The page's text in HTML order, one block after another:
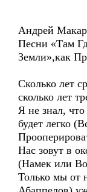
Андрей
Песни «Там
Земли»,как
Сколько лет
сколько лет
Я не знал,
будет легко
Нас зовут в
(Намек или
Только мы от